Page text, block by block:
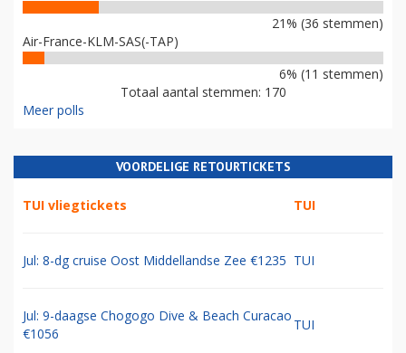
21% (36 stemmen)
Air-France-KLM-SAS(-TAP)
6% (11 stemmen)
Totaal aantal stemmen: 170
Meer polls
VOORDELIGE RETOURTICKETS
TUI vliegtickets TUI
Jul: 8-dg cruise Oost Middellandse Zee €1235 TUI
Jul: 9-daagse Chogogo Dive & Beach Curacao
€1056
TUI